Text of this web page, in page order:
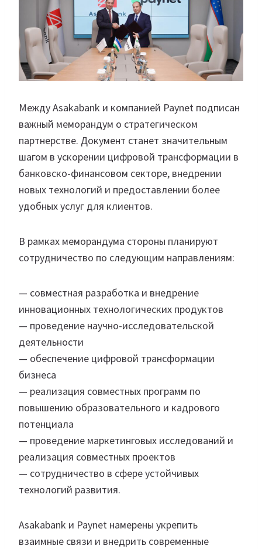
Между Asakabank и компанией Paynet подписан
важный меморандум о стратегическом
партнерстве. Документ станет значительным
шагом в ускорении цифровой трансформации в
банковско-финансовом секторе, внедрении
новых технологий и предоставлении более
удобных услуг для клиентов.
В рамках меморандума стороны планируют
сотрудничество по следующим направлениям:
— совместная разработка и внедрение
инновационных технологических продуктов
— проведение научно-исследовательской
деятельности
— обеспечение цифровой трансформации
бизнеса
— реализация совместных программ по
повышению образовательного и кадрового
потенциала
— проведение маркетинговых исследований и
реализация совместных проектов
— сотрудничество в сфере устойчивых
технологий развития.
Asakabank и Paynet намерены укрепить
взаимные связи и внедрить современные